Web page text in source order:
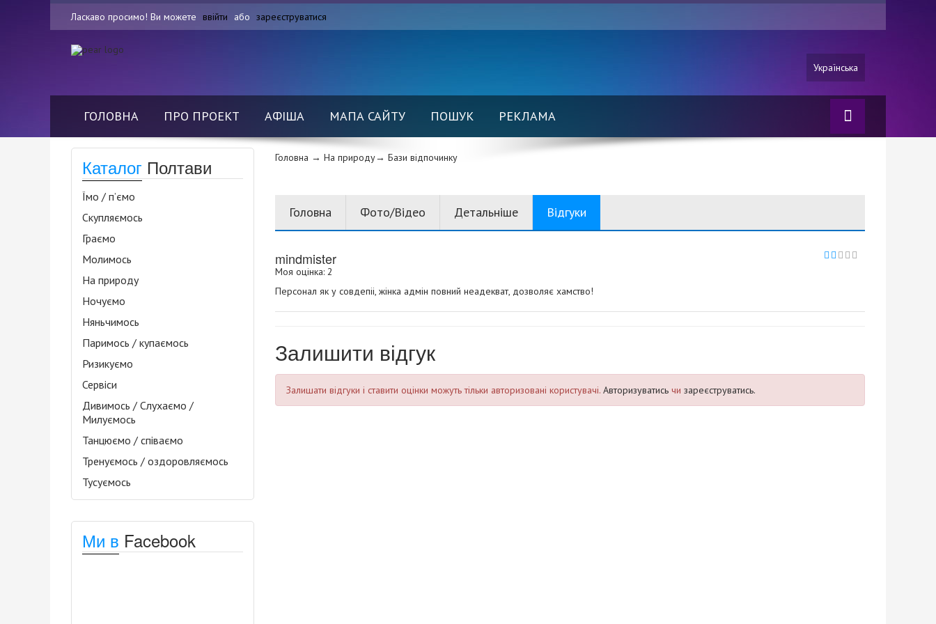
Ласкаво просимо! Ви можете ввійти або зареєструватися
Українська
ГОЛОВНА ПРО ПРОЕКТ АФІША МАПА САЙТУ ПОШУК РЕКЛАМА
Каталог Полтави
Їмо / п’ємо
Скупляємось
Граємо
Молимось
На природу
Ночуємо
Няньчимось
Паримось / купаємось
Ризикуємо
Сервіси
Дивимось / Слухаємо /
Милуємось
Танцюємо / співаємо
Тренуємось / оздоровляємось
Тусуємось
Ми в Facebook
Головна → На природу→ Бази відпочинку
Головна Фото/Відео Детальніше Відгуки
mindmister
Моя оцінка: 2
Персонал як у совдепіі, жінка адмін повний неадекват, дозволяє хамство!
Залишити відгук
Залишати відгуки і ставити оцінки можуть тільки авторизовані користувачі. Авторизуватисьчи зареєструватись.